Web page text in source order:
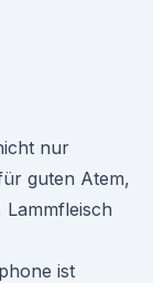
nur
guten Atem,
ist